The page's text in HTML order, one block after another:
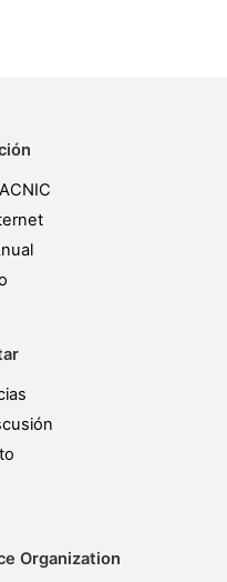
Organization